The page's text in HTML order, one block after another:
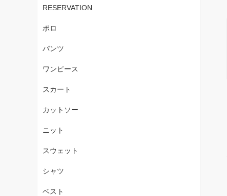
RESERVATION
ポロ
パンツ
ワンピース
スカート
カットソー
ニット
スウェット
シャツ
ベスト